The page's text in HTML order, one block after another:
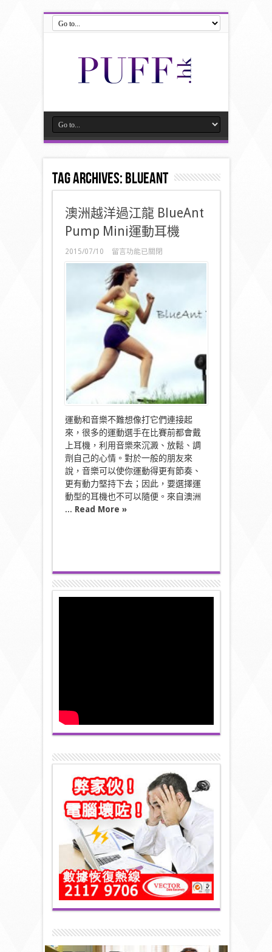
Tag Archives:BlueAnt
澳洲越洋過江龍 BlueAnt
Pump Mini運動耳機
2015/07/10
在
〈澳
洲
越
洋
過
江
龍
BlueAnt
Pump
Mini
運
動
中
留言功能已關閉
運動和音樂不難想像打它們連接起
來，很多的運動選手在比賽前都會戴
上耳機，利用音樂來沉澱、放鬆、調
劑自己的心情。對於一般的朋友來
說，音樂可以使你運動得更有節奏、
更有動力堅持下去；因此，要選擇運
動型的耳機也不可以隨便。來自澳洲
... Read More »